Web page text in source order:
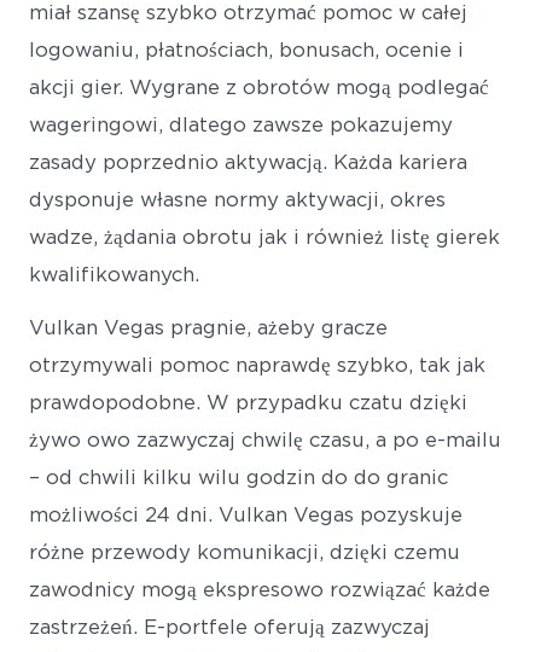
miał szansę szybko otrzymać pomoc w całej
logowaniu, płatnościach, bonusach, ocenie i
akcji gier. Wygrane z obrotów mogą podlegać
wageringowi, dlatego zawsze pokazujemy
zasady poprzednio aktywacją. Każda kariera
dysponuje własne normy aktywacji, okres
wadze, żądania obrotu jak i również listę gierek
kwalifikowanych.
Vulkan Vegas pragnie, ażeby gracze
otrzymywali pomoc naprawdę szybko, tak jak
prawdopodobne. W przypadku czatu dzięki
żywo owo zazwyczaj chwilę czasu, a po e-mailu
– od chwili kilku wilu godzin do do granic
możliwości 24 dni. Vulkan Vegas pozyskuje
różne przewody komunikacji, dzięki czemu
zawodnicy mogą ekspresowo rozwiązać każde
zastrzeżeń. E-portfele oferują zazwyczaj